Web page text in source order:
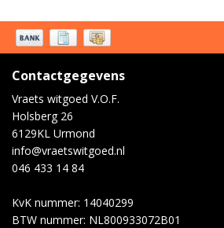
Contactgegevens
Vraets witgoed V.O.F.
Holsberg 26
6129KL Urmond
info@vraetswitgoed.nl
046 433 14 84
KvK nummer: 14040299
BTW nummer: NL800933072B01